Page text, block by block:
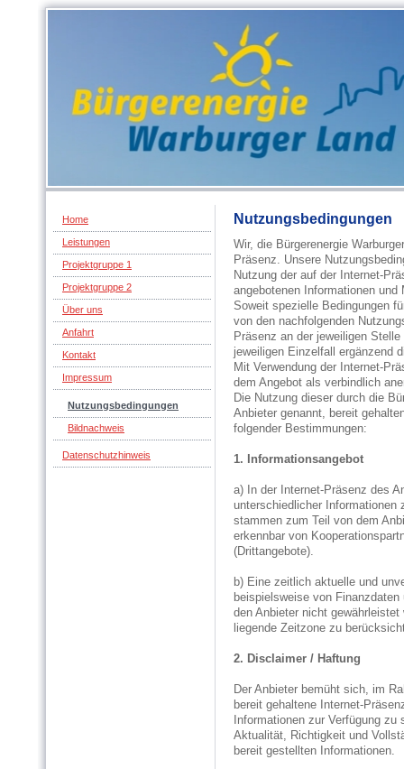
Home
Leistungen
Projektgruppe 1
Projektgruppe 2
Über uns
Anfahrt
Kontakt
Impressum
Nutzungsbedingungen
Bildnachweis
Datenschutzhinweis
Nutzungsbedingungen
Wir, die Bürgerenergie
Präsenz. Unsere
Nutzung der auf der Internet-
angebotenen Informationen und
Soweit spezielle Bedingungen
von den nachfolgenden
Präsenz an der jeweiligen
jeweiligen Einzelfall ergänzend
Mit Verwendung der Internet-
dem Angebot als verbindlich
Die Nutzung dieser durch die
Anbieter genannt, bereit
folgender Bestimmungen:
1. Informationsangebot
a) In der Internet-Präsenz des
unterschiedlicher Informationen
stammen zum Teil von dem
erkennbar von
(Drittangebote).
b) Eine zeitlich aktuelle und
beispielsweise von
den Anbieter nicht
liegende Zeitzone zu
2. Disclaimer / Haftung
Der Anbieter bemüht sich, im
bereit gehaltene Internet-
Informationen zur Verfügung
Aktualität, Richtigkeit und
bereit gestellten Informationen.